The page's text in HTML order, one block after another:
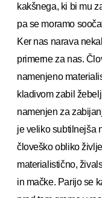
kakšnega, ki bi mu
pa se moramo
Ker nas narava
primerne za nas.
namenjeno
kladivom zabil
namenjen za
je veliko subtilnejša
človeško obliko
materialistično,
in mačke. Parijo se